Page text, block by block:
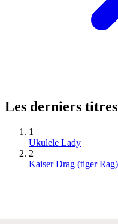
Les derniers
1
Ukulele Lady
2
Kaiser Drag (tiger Rag)